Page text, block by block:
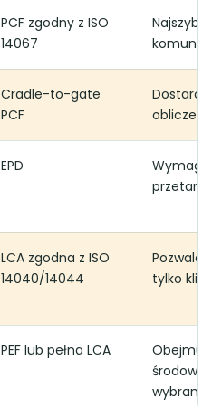
PCF zgodny z ISO
14067
Cradle-to-gate
PCF
obliczeń
EPD
LCA zgodna z ISO
14040/14044
Pozwala
tylko
PEF lub pełna LCA